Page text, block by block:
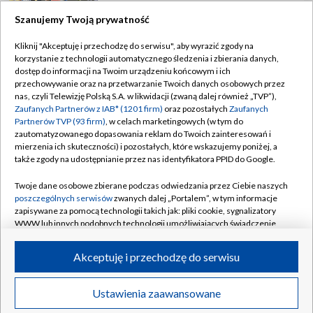
Transmisje Wideo
TVP
Abonament TVP
Sklep TVP
Biuro Reklamy
Oferta Handlowa
Emisja w TVP
Rada Programowa
Ogłoszenia przetargowe
Akademia Telewizyjna
Centrum informacji TVP
Regulamin TVP
Polityka prywatności
Moje zgody
Biuro reklamy
Kanały
©2026 Telewizja Polska Spółka Akcyjna w likwidacji
Szanujemy Twoją prywatność
Kliknij "Akceptuję i przechodzę do serwisu", aby wyrazić zgody na
korzystanie z technologii automatycznego śledzenia i zbierania danych,
dostęp do informacji na Twoim urządzeniu końcowym i ich
przechowywanie oraz na przetwarzanie Twoich danych osobowych przez
nas, czyli Telewizję Polską S.A. w likwidacji (zwaną dalej również „TVP”),
Zaufanych Partnerów z IAB* (1201 firm) oraz pozostałych Zaufanych
Partnerów TVP (93 firm), w celach marketingowych (w tym do
zautomatyzowanego dopasowania reklam do Twoich zainteresowań i
mierzenia ich skuteczności) i pozostałych, które wskazujemy poniżej, a
także zgody na udostępnianie przez nas identyfikatora PPID do Google.
Twoje dane osobowe zbierane podczas odwiedzania przez Ciebie naszych
poszczególnych serwisówzwanych dalej „Portalem”, w tym informacje
zapisywane za pomocą technologii takich jak: pliki cookie, sygnalizatory
WWW lub innych podobnych technologii umożliwiających świadczenie
ruchu w Internecie.
Twoje dane osobowe zbierane podczas odwiedzania przez Ciebie
poszczególnych serwisówna Portalu, takie jak adresy IP, identyfikatory
Ustawienia zaawansowane
Akceptuję i przechodzę do serwisu